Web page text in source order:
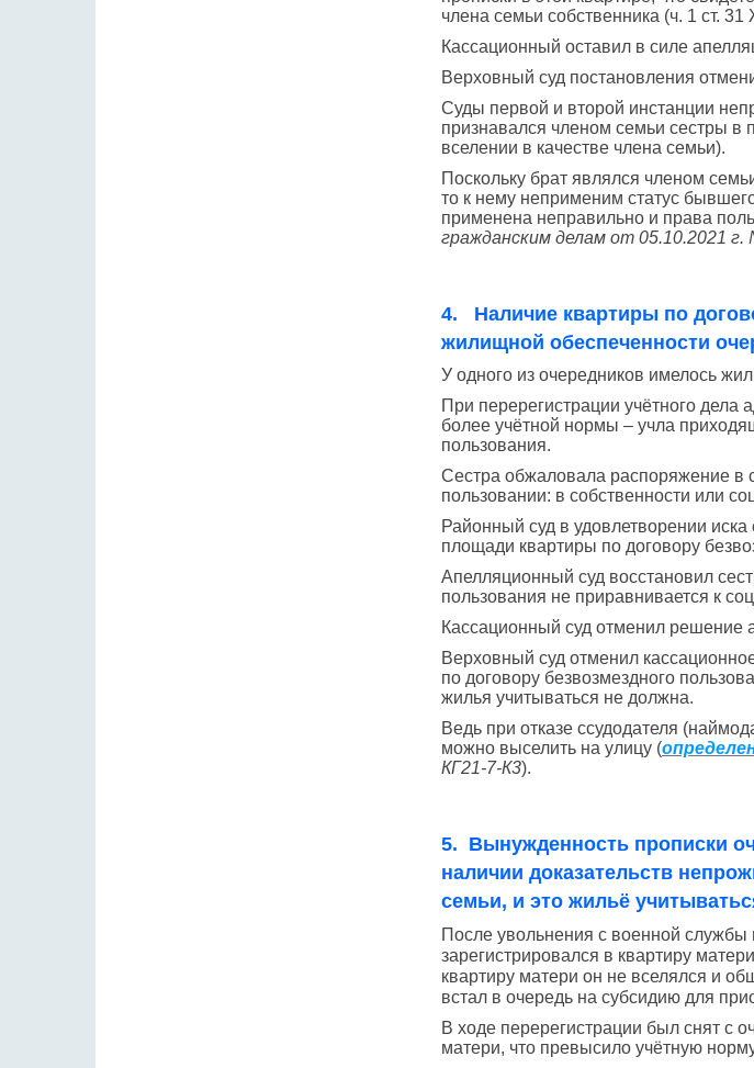
члена семьи собственника (ч. 1 ст.
Кассационный оставил в силе
Верховный суд постановления
Суды первой и второй инстанции
признавался членом семьи сестры в
вселении в качестве члена семьи).
Поскольку брат являлся членом
то к нему неприменим статус
применена неправильно и права
гражданским делам от 05.10.2021
4. Наличие квартиры по
жилищной обеспеченности
У одного из очередников имелось
При перерегистрации учётного дела
более учётной нормы – учла
пользования.
Сестра обжаловала распоряжение в
пользовании: в собственности или
Районный суд в удовлетворении
площади квартиры по договору
Апелляционный суд восстановил
пользования не приравнивается к
Кассационный суд отменил решение
Верховный суд отменил
по договору безвозмездного
жилья учитываться не должна.
Ведь при отказе ссудодателя
можно выселить на улицу (
КГ21-7-К3).
5. Вынужденность прописки
наличии доказательств
семьи, и это жильё
После увольнения с военной службы
зарегистрировался в квартиру
квартиру матери он не вселялся и
встал в очередь на субсидию для
В ходе перерегистрации был снят с
матери, что превысило учётную